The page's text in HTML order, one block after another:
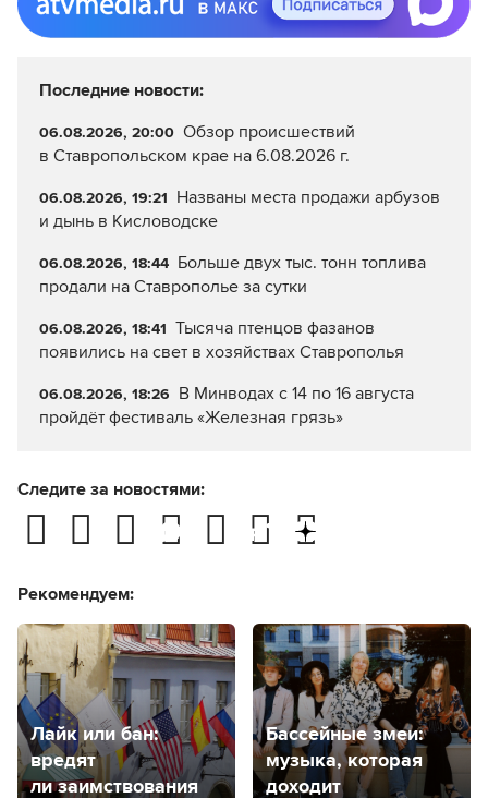
Последние новости:
06.08.2026, 20:00 Обзор происшествий
в Ставропольском крае на 6.08.2026 г.
06.08.2026, 19:21 Названы места продажи арбузов
и дынь в Кисловодске
06.08.2026, 18:44 Больше двух тыс. тонн топлива
продали на Ставрополье за сутки
06.08.2026, 18:41 Тысяча птенцов фазанов
появились на свет в хозяйствах Ставрополья
06.08.2026, 18:26 В Минводах с 14 по 16 августа
пройдёт фестиваль «Железная грязь»
Следите за новостями:
Рекомендуем:
Лайк или бан:
вредят
ли заимствования
Бассейные змеи:
музыка, которая
доходит